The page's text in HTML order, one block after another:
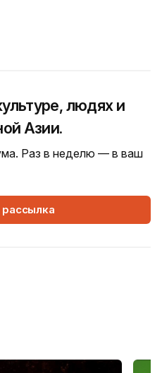
людях и
Азии.
Раз в неделю — в ваш